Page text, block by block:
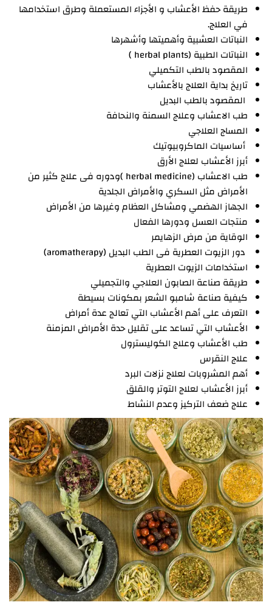
طريقة حفظ الأعشاب و الأجزاء المستعملة وطرق استخدامها
في العلاج.
النباتات العشبية وأهميتها وأشهرها
النباتات الطبية (herbal plants )
المقصود بالطب التكميلي
تاريخ بداية العلاج بالأعشاب
المقصود بالطب البديل
طب الاعشاب وعلاج السمنة والنحافة
المساج العلاجي
أساسيات الماكروبيوتيك
أبرز الأعشاب لعلاج الأرق
طب الاعشاب (herbal medicine )ودوره فى علاج كثير من
الأمراض مثل السكري والأمراض الجلدية
الجهاز الهضمي ومشاكل العظام وغيرها من الأمراض
منتجات العسل ودورها الفعال
الوقاية من مرض الزهايمر
دور الزيوت العطرية فى الطب البديل (aromatherapy)
استخدامات الزيوت العطرية
طريقة صناعة الصابون العلاجي والتجميلي
كيفية صناعة شامبو الشعر بمكونات بسيطة
التعرف على أهم الأعشاب التي تعالج عدة أمراض
الأعشاب التي تساعد على تقليل حدة الأمراض المزمنة
طب الأعشاب وعلاج الكوليسترول
علاج النقرس
أهم المشروبات لعلاج نزلات البرد
أبرز الأعشاب لعلاج التوتر والقلق
علاج ضعف التركيز وعدم النشاط